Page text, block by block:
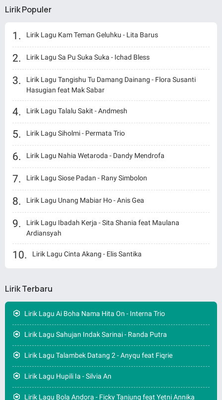
Lirik Populer
Lirik Lagu Kam Teman Geluhku - Lita Barus
Lirik Lagu Sa Pu Suka Suka - Ichad Bless
Lirik Lagu Tangishu Tu Damang Dainang - Flora Susanti
Hasugian feat Mak Sabar
Lirik Lagu Talalu Sakit - Andmesh
Lirik Lagu Siholmi - Permata Trio
Lirik Lagu Nahia Wetaroda - Dandy Mendrofa
Lirik Lagu Siose Padan - Rany Simbolon
Lirik Lagu Unang Mabiar Ho - Anis Gea
Lirik Lagu Ibadah Kerja - Sita Shania feat Maulana
Ardiansyah
Lirik Lagu Cinta Akang - Elis Santika
Lirik Terbaru
Lirik Lagu Ai Boha Nama Hita On - Interna Trio
Lirik Lagu Sahujan Indak Sarinai - Randa Putra
Lirik Lagu Talambek Datang 2 - Anyqu feat Fiqrie
Lirik Lagu Hupili Ia - Silvia An
Lirik Lagu Bola Andora - Ficky Tanjung feat Yetni Annika